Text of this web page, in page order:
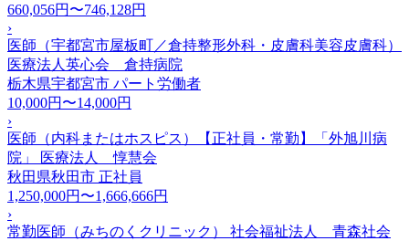
660,056円〜746,128円
›
医師（宇都宮市屋板町／倉持整形外科・皮膚科美容皮膚科）
医療法人英心会 倉持病院
栃木県宇都宮市 パート労働者
10,000円〜14,000円
›
医師（内科またはホスピス）【正社員・常勤】「外旭川病
院」 医療法人 惇慧会
秋田県秋田市 正社員
1,250,000円〜1,666,666円
›
常勤医師（みちのくクリニック） 社会福祉法人 青森社会